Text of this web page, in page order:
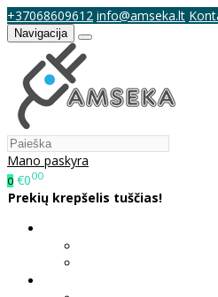
+37068609612 info@amseka.lt
Navigacija
Mano paskyra
0 €000
Prekių krepšelis tuščias!